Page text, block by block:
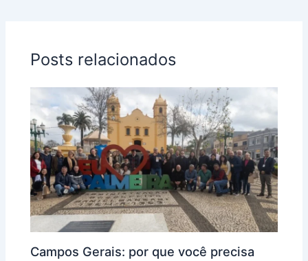
Posts relacionados
Campos Gerais: por que você precisa